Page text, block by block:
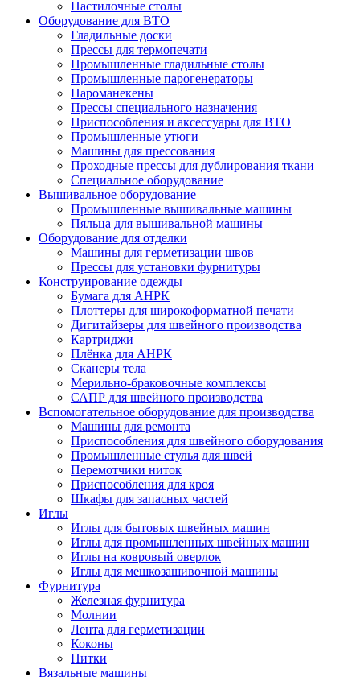
Настилочные столы
Оборудование для ВТО
Гладильные доски
Прессы для термопечати
Промышленные гладильные столы
Промышленные парогенераторы
Пароманекены
Прессы специального назначения
Приспособления и аксессуары для ВТО
Промышленные утюги
Машины для прессования
Проходные прессы для дублирования ткани
Специальное оборудование
Вышивальное оборудование
Промышленные вышивальные машины
Пяльца для вышивальной машины
Оборудование для отделки
Машины для герметизации швов
Прессы для установки фурнитуры
Конструирование одежды
Бумага для АНРК
Плоттеры для широкоформатной печати
Дигитайзеры для швейного производства
Картриджи
Плёнка для АНРК
Сканеры тела
Мерильно-браковочные комплексы
САПР для швейного производства
Вспомогательное оборудование для производства
Машины для ремонта
Приспособления для швейного оборудования
Промышленные стулья для швей
Перемотчики ниток
Приспособления для кроя
Шкафы для запасных частей
Иглы
Иглы для бытовых швейных машин
Иглы для промышленных швейных машин
Иглы на ковровый оверлок
Иглы для мешкозашивочной машины
Фурнитура
Железная фурнитура
Молнии
Лента для герметизации
Коконы
Нитки
Вязальные машины